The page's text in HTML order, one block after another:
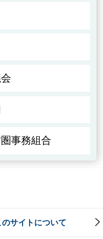
事務組合
のサイトについて